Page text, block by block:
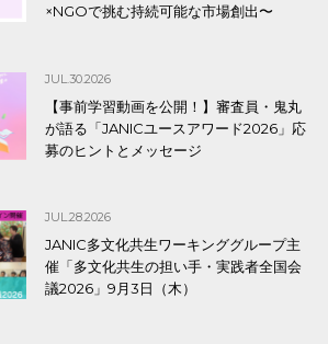
×NGOで挑む持続可能な市場創出〜
JUL.30.2026
【事前学習動画を公開！】審査員・鬼丸
が語る「JANICユースアワード2026」応
募のヒントとメッセージ
JUL.28.2026
JANIC多文化共生ワーキンググループ主
催「多文化共生の担い手・実践者全国会
議2026」9月3日（木）